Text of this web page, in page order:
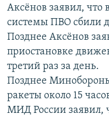
Аксёнов заявил, что
системы ПВО сбили
Позднее Аксёнов
приостановке
третий раз за день.
Позднее
ракеты около 15
МИД России заявил,